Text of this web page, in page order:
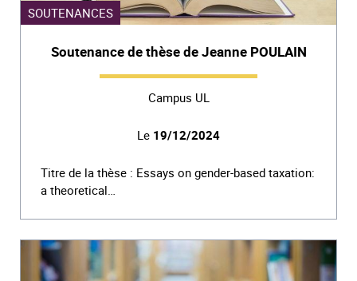
SOUTENANCES
Soutenance de thèse de Jeanne POULAIN
Campus UL
Le 19/12/2024
Titre de la thèse : Essays on gender-based taxation:
a theoretical…